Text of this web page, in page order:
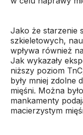
Jako że starzenie
szkieletowych,
wpływa również
Jak wykazały
niższy poziom
były mniej zdolne
mięśni. Można
mankamenty
macierzystym